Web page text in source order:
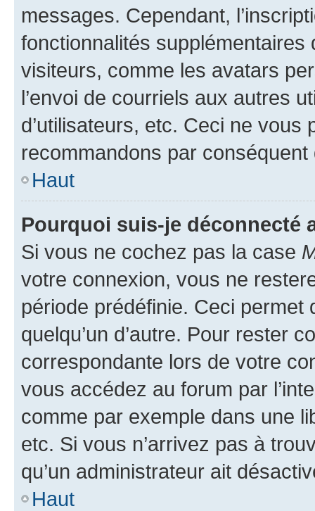
messages. Cependant,
fonctionnalités
visiteurs, comme les avatars
l’envoi de courriels aux autres
d’utilisateurs, etc. Ceci ne vous
recommandons par conséquent
Haut
Pourquoi suis-je déconnecté
Si vous ne cochez pas la case
votre connexion, vous ne
période prédéfinie. Ceci permet
quelqu’un d’autre. Pour rester
correspondante lors de votre
vous accédez au forum par
comme par exemple dans une
etc. Si vous n’arrivez pas à
qu’un administrateur ait
Haut